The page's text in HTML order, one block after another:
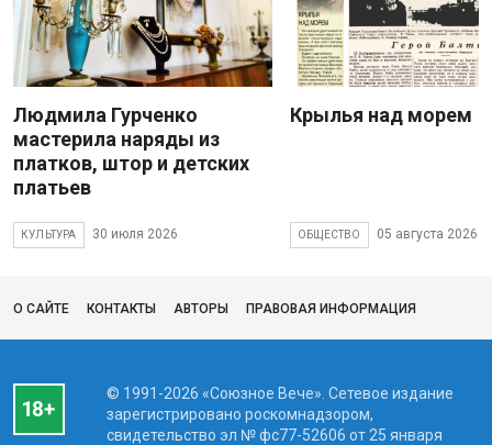
Людмила Гурченко
мастерила наряды из
платков, штор и детских
платьев
КУЛЬТУРА 30 июля 2026
Крылья над морем
ОБЩЕСТВО 05 августа 2026
О САЙТЕ КОНТАКТЫ АВТОРЫ ПРАВОВАЯ ИНФОРМАЦИЯ
© 1991-2026 «Союзное Вече». Сетевое издание
зарегистрировано роскомнадзором,
свидетельство эл № фc77-52606 от 25 января